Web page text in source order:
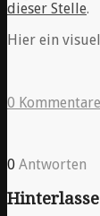
dieser Stelle.
Hier ein
0 Kommentare
0 Antworten